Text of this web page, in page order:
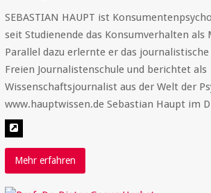
SEBASTIAN HAUPT ist
seit Studienende das Konsumverhalten als
Parallel dazu erlernte er das
Freien Journalistenschule und berichtet als
Wissenschaftsjournalist aus der Welt der
www.hauptwissen.de Sebastian Haupt im
Mehr erfahren